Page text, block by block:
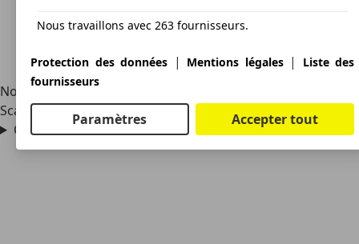
Non, la Skoda Rapid a été remplacée en 2019 par la Skoda
Scala, qui est uniquement disponible en version compacte.
Combien coûte la Skoda Rapid ?
Nous travaillons avec 263 fournisseurs.
Protection des données | Mentions légales|
Liste des
fournisseurs
Paramètres Accepter tout